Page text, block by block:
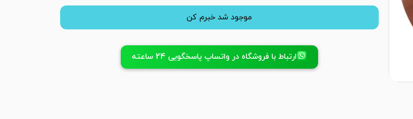
موجود شد خبرم کن
ارتباط با فروشگاه در واتساپ پاسخگویی 24 ساعته